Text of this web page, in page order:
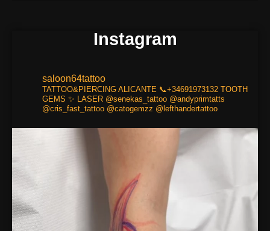
Instagram
saloon64tattoo
TATTOO&PIERCING ALICANTE 📞+34691973132 TOOTH
GEMS ✨ LASER @senekas_tattoo @andyprimtatts
@cris_fast_tattoo @catogemzz @lefthandertattoo